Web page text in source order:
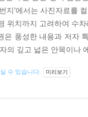
지’에서는 사진자료를
위치까지 고려하여 수
은 풍성한 내용과 저자
의 깊고 넓은 안목이나
수 있습니다. 미리보기